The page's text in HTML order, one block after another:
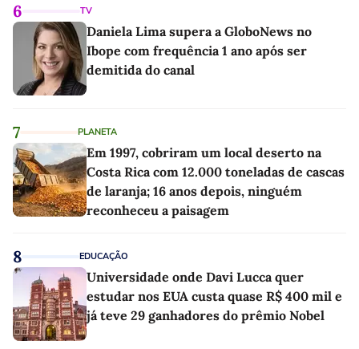
6 TV
Daniela Lima supera a GloboNews no
Ibope com frequência 1 ano após ser
demitida do canal
7 PLANETA
Em 1997, cobriram um local deserto na
Costa Rica com 12.000 toneladas de cascas
de laranja; 16 anos depois, ninguém
reconheceu a paisagem
8 EDUCAÇÃO
Universidade onde Davi Lucca quer
estudar nos EUA custa quase R$ 400 mil e
já teve 29 ganhadores do prêmio Nobel